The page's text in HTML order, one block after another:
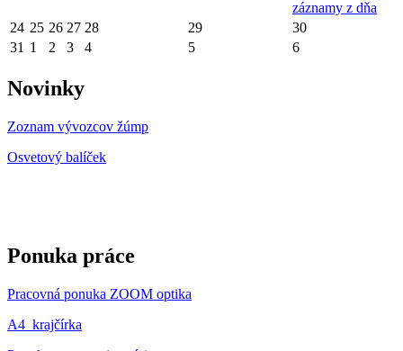
záznamy z dňa
24 25 26 27 28 29
30
31 1 2 3 4 5 6
Novinky
Zoznam vývozcov žúmp
Osvetový balíček
Ponuka práce
Pracovná ponuka ZOOM optika
A4_krajčírka